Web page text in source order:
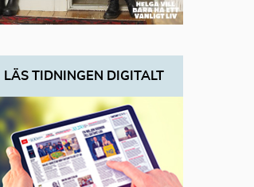
LÄS TIDNINGEN DIGITALT